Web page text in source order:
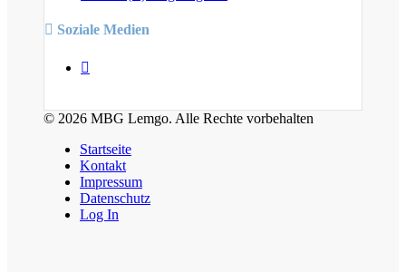
Soziale Medien
© 2026 MBG Lemgo. Alle Rechte vorbehalten
Startseite
Kontakt
Impressum
Datenschutz
Log In